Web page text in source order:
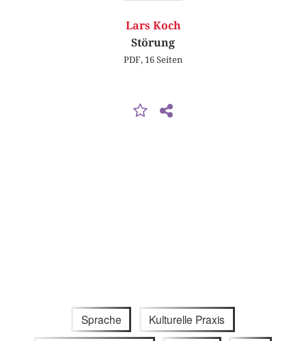
Lars Koch
Störung
PDF, 16 Seiten
Sprache Kulturelle Praxis